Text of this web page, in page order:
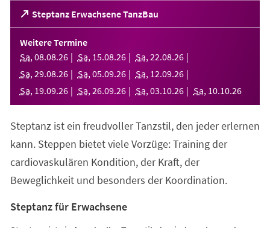
Steptanz Erwachsene TanzBau
(Öffnet
in
einem
neuen
Tab)
Weitere Termine
Sa, 08.08.26 Sa, 15.08.26 Sa, 22.08.26
Sa, 29.08.26 Sa, 05.09.26 Sa, 12.09.26
Sa, 19.09.26 Sa, 26.09.26 Sa, 03.10.26 Sa, 10.10.26
Steptanz ist ein freudvoller Tanzstil, den jeder erlernen
kann. Steppen bietet viele Vorzüge: Training der
cardiovaskulären Kondition, der Kraft, der
Beweglichkeit und besonders der Koordination.
Steptanz für Erwachsene